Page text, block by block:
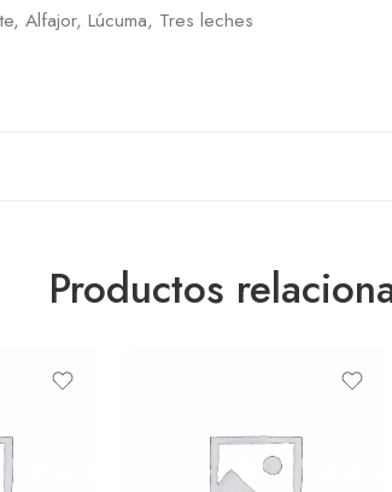
Alfajor, Lúcuma, Tres leches
Productos